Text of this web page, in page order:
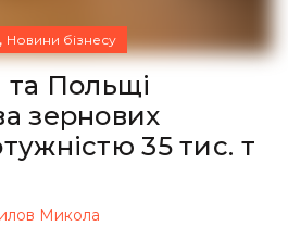
, Новини бізнесу
та Польщі
зернових
35 тис. т
Микола